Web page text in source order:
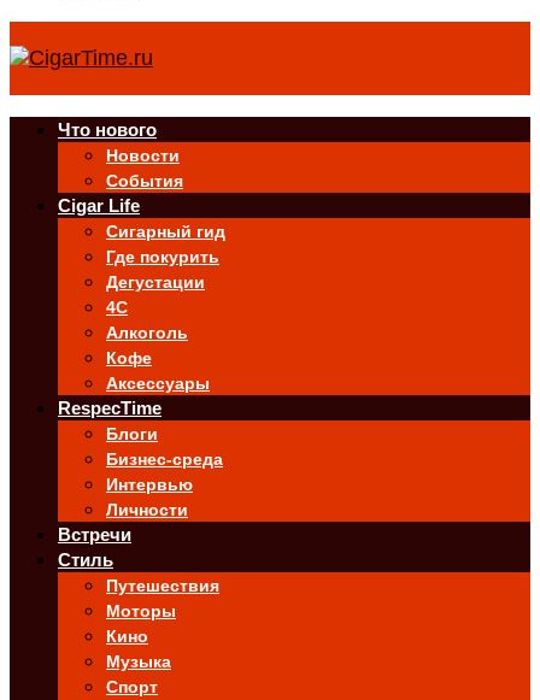
Что нового
Новости
События
Cigar Life
Сигарный гид
Где покурить
Дегустации
4C
Алкоголь
Кофе
Аксессуары
RespecTime
Блоги
Бизнес-среда
Интервью
Личности
Встречи
Стиль
Путешествия
Моторы
Кино
Музыка
Спорт